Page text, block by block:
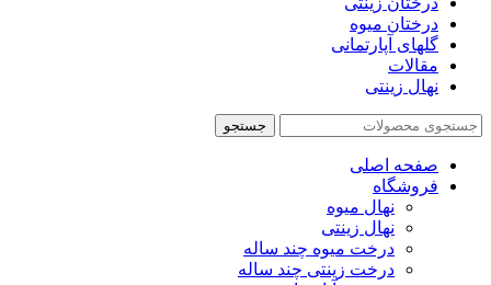
درختان میوه
گلهای آپارتمانی
مقالات
نهال زینتی
جستجو
صفحه اصلی
فروشگاه
نهال میوه
نهال زینتی
درخت میوه چند ساله
درخت زینتی چند ساله